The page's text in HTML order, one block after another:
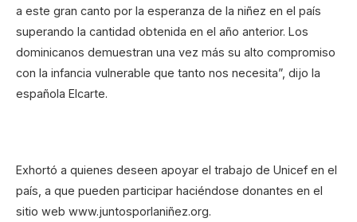
a este gran canto por la esperanza de la niñez en el país
superando la cantidad obtenida en el año anterior. Los
dominicanos demuestran una vez más su alto compromiso
con la infancia vulnerable que tanto nos necesita”, dijo la
española Elcarte.
Exhortó a quienes deseen apoyar el trabajo de Unicef en el
país, a que pueden participar haciéndose donantes en el
sitio web www.juntosporlaniñez.org.